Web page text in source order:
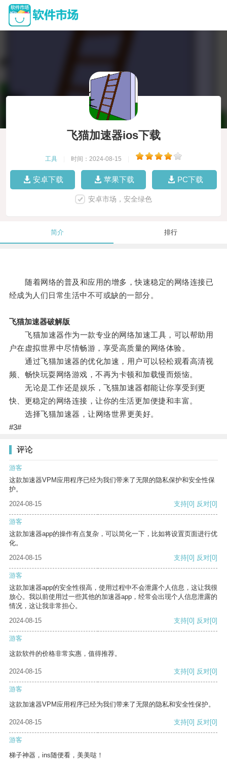
飞猫加速器ios下载
工具 时间：2024-08-15
安卓下载 苹果下载 PC下载
安卓市场，安全绿色
简介 排行
随着网络的普及和应用的增多，快速稳定的网络连接已
经成为人们日常生活中不可或缺的一部分。
飞猫加速器破解版
飞猫加速器作为一款专业的网络加速工具，可以帮助用
户在虚拟世界中尽情畅游，享受高质量的网络体验。
通过飞猫加速器的优化加速，用户可以轻松观看高清视
频、畅快玩耍网络游戏，不再为卡顿和加载慢而烦恼。
无论是工作还是娱乐，飞猫加速器都能让你享受到更
快、更稳定的网络连接，让你的生活更加便捷和丰富。
选择飞猫加速器，让网络世界更美好。
#3#
评论
游客
这款加速器VPM应用程序已经为我们带来了无限的隐私保护和安全性保
护。
2024-08-15
支持[0] 反对[0]
游客
这款加速器app的操作有点复杂，可以简化一下，比如将设置页面进行优
化。
2024-08-15
支持[0] 反对[0]
游客
这款加速器app的安全性很高，使用过程中不会泄露个人信息，这让我很
放心。我以前使用过一些其他的加速器app，经常会出现个人信息泄露的
情况，这让我非常担心。
2024-08-15
支持[0] 反对[0]
游客
这款软件的价格非常实惠，值得推荐。
2024-08-15 支持[0] 反对[0]
游客
这款加速器VPM应用程序已经为我们带来了无限的隐私和安全性保护。
2024-08-15 支持[0] 反对[0]
游客
梯子神器，ins随便看，美美哒！